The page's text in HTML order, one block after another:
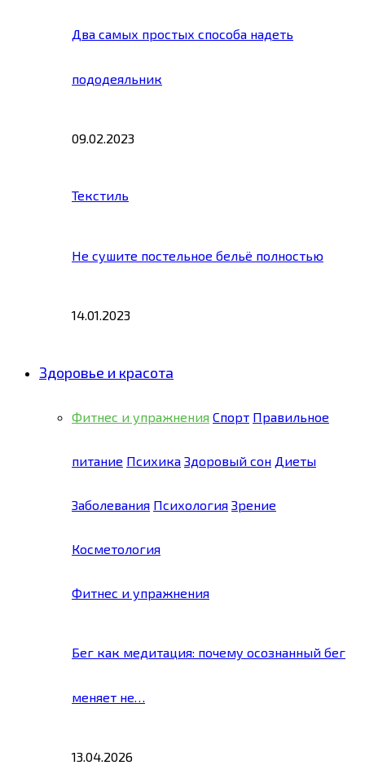
Два самых простых способа надеть
пододеяльник
09.02.2023
Текстиль
Не сушите постельное бельё полностью
14.01.2023
Здоровье и красота
Фитнес и упражнения Спорт Правильное
питание Психика Здоровый сон Диеты
Заболевания Психология Зрение
Косметология
Фитнес и упражнения
Бег как медитация: почему осознанный бег
меняет не…
13.04.2026